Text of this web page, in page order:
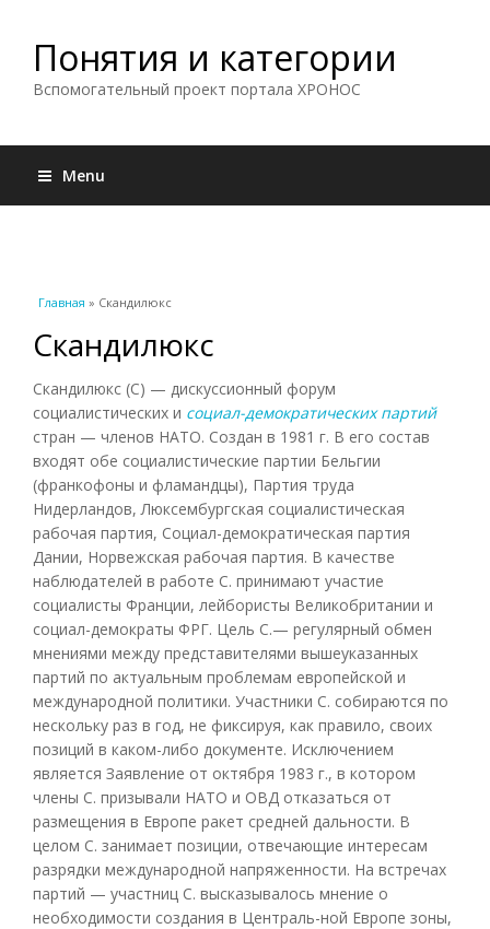
Понятия и категории
Вспомогательный проект портала ХРОНОС
Menu
Вы здесь
Главная » Скандилюкс
Скандилюкс
Скандилюкс (С) — дискуссионный форум
социалистических и социал-демократических партий
стран — членов НАТО. Создан в 1981 г. В его состав
входят обе социалистические партии Бельгии
(франкофоны и фламандцы), Партия труда
Нидерландов, Люксембургская социалистическая
рабочая партия, Социал-демократическая партия
Дании, Норвежская рабочая партия. В качестве
наблюдателей в работе С. принимают участие
социалисты Франции, лейбористы Великобритании и
социал-демократы ФРГ. Цель С.— регулярный обмен
мнениями между представителями вышеуказанных
партий по актуальным проблемам европейской и
международной политики. Участники С. собираются по
нескольку раз в год, не фиксируя, как правило, своих
позиций в каком-либо документе. Исключением
является Заявление от октября 1983 г., в котором
члены С. призывали НАТО и ОВД отказаться от
размещения в Европе ракет средней дальности. В
целом С. занимает позиции, отвечающие интересам
разрядки международной напряженности. На встречах
партий — участниц С. высказывалось мнение о
необходимости создания в Централь-ной Европе зоны,